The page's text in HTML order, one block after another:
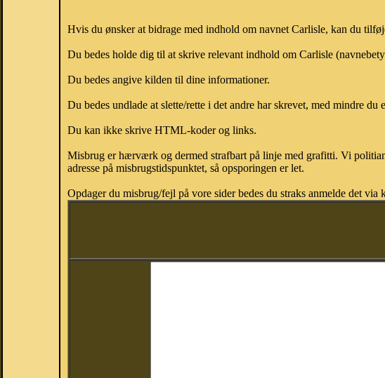
Hvis du ønsker at bidrage med indhold om navnet Carlisle, kan du
Du bedes holde dig til at skrive relevant indhold om Carlisle
Du bedes angive kilden til dine informationer.
Du bedes undlade at slette/rette i det andre har skrevet, med mindre du
Du kan ikke skrive HTML-koder og links.
Misbrug er hærværk og dermed strafbart på linje med grafitti. Vi
adresse på misbrugstidspunktet, så opsporingen er let.
Opdager du misbrug/fejl på vore sider bedes du straks anmelde det